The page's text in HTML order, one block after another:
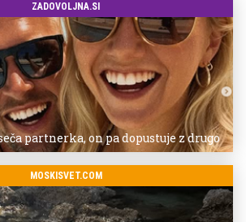
ZADOVOLJNA.SI
partnerka, on pa dopustuje z drugo
MOSKISVET.COM